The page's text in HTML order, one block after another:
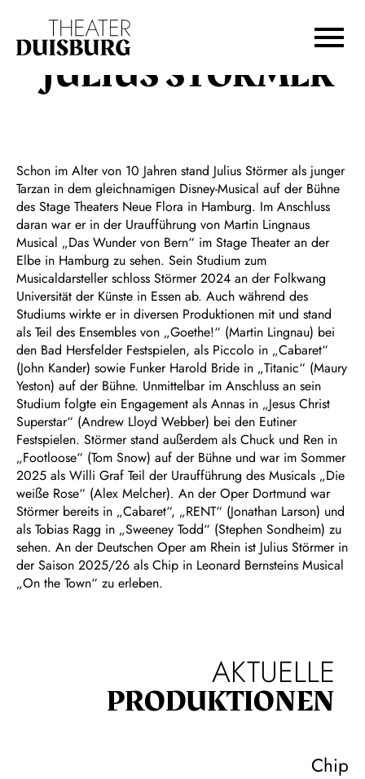
Zur Hauptnavigation springen
Zum Footer springen
JULIUS STÖRMER
Schon im Alter von 10 Jahren stand Julius Störmer als junger
Tarzan in dem gleichnamigen Disney-Musical auf der Bühne
des Stage Theaters Neue Flora in Hamburg. Im Anschluss
daran war er in der Uraufführung von Martin Lingnaus
Musical „Das Wunder von Bern“ im Stage Theater an der
Elbe in Hamburg zu sehen. Sein Studium zum
Musicaldarsteller schloss Störmer 2024 an der Folkwang
Universität der Künste in Essen ab. Auch während des
Studiums wirkte er in diversen Produktionen mit und stand
als Teil des Ensembles von „Goethe!“ (Martin Lingnau) bei
den Bad Hersfelder Festspielen, als Piccolo in „Cabaret“
(John Kander) sowie Funker Harold Bride in „Titanic“ (Maury
Yeston) auf der Bühne. Unmittelbar im Anschluss an sein
Studium folgte ein Engagement als Annas in „Jesus Christ
Superstar“ (Andrew Lloyd Webber) bei den Eutiner
Festspielen. Störmer stand außerdem als Chuck und Ren in
„Footloose“ (Tom Snow) auf der Bühne und war im Sommer
2025 als Willi Graf Teil der Uraufführung des Musicals „Die
weiße Rose“ (Alex Melcher). An der Oper Dortmund war
Störmer bereits in „Cabaret“, „RENT“ (Jonathan Larson) und
als Tobias Ragg in „Sweeney Todd“ (Stephen Sondheim) zu
sehen. An der Deutschen Oper am Rhein ist Julius Störmer in
der Saison 2025/26 als Chip in Leonard Bernsteins Musical
„On the Town“ zu erleben.
AKTUELLE
PRODUKTIONEN
Chip